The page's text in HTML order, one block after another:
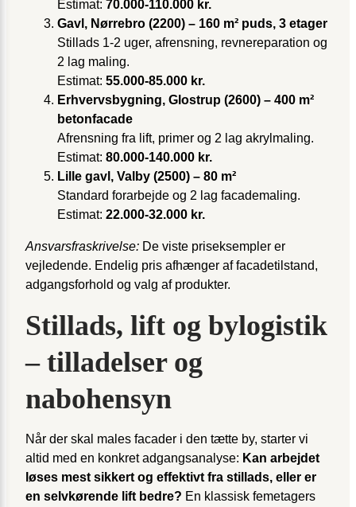
Estimat: 70.000-110.000 kr.
Gavl, Nørrebro (2200) – 160 m² puds, 3 etager
Stillads 1-2 uger, afrensning, revnereparation og
2 lag maling.
Estimat: 55.000-85.000 kr.
Erhvervsbygning, Glostrup (2600) – 400 m²
betonfacade
Afrensning fra lift, primer og 2 lag akrylmaling.
Estimat: 80.000-140.000 kr.
Lille gavl, Valby (2500) – 80 m²
Standard forarbejde og 2 lag facademaling.
Estimat: 22.000-32.000 kr.
Ansvarsfraskrivelse: De viste priseksempler er
vejledende. Endelig pris afhænger af facade­tilstand,
adgangsforhold og valg af produkter.
Stillads, lift og bylogistik
– tilladelser og
nabohensyn
Når der skal males facader i den tætte by, starter vi
altid med en konkret adgangs­analyse: Kan arbejdet
løses mest sikkert og effektivt fra stillads, eller er
en selvkørende lift bedre? En klassisk femetagers